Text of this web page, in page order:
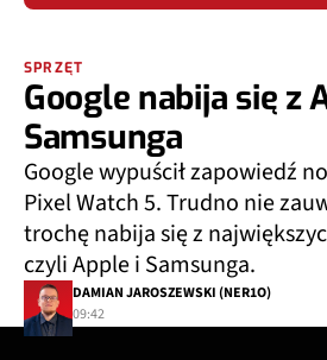
SPRZĘT
Google nabija się z
Samsunga
Google wypuścił zapowiedź
Pixel Watch 5. Trudno nie
trochę nabija się z
czyli Apple i Samsunga.
DAMIAN JAROSZEWSKI (NER1O)
09:42